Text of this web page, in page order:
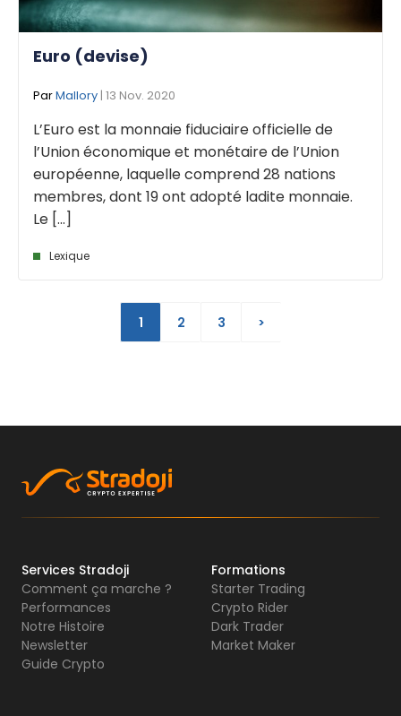
Euro (devise)
ParMallory | 13 Nov. 2020
L’Euro est la monnaie fiduciaire officielle de
l’Union économique et monétaire de l’Union
européenne, laquelle comprend 28 nations
membres, dont 19 ont adopté ladite monnaie.
Le [...]
Lexique
1 2 3 >
Services Stradoji
Comment ça marche ?
Performances
Notre Histoire
Newsletter
Guide Crypto
Formations
Starter Trading
Crypto Rider
Dark Trader
Market Maker